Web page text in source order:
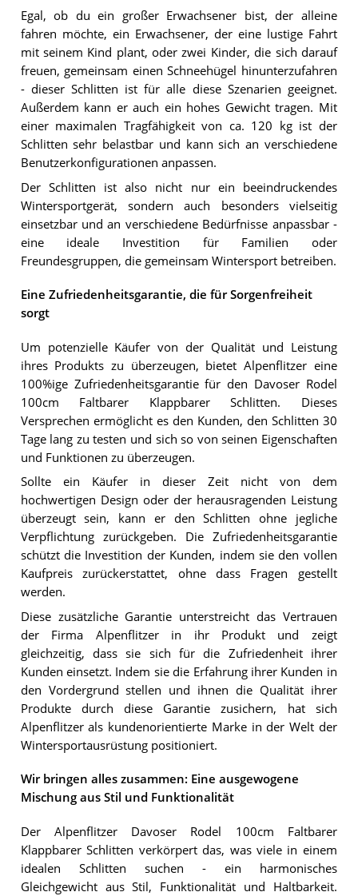
Egal, ob du ein großer Erwachsener bist, der alleine
fahren möchte, ein Erwachsener, der eine lustige Fahrt
mit seinem Kind plant, oder zwei Kinder, die sich darauf
freuen, gemeinsam einen Schneehügel hinunterzufahren
- dieser Schlitten ist für alle diese Szenarien geeignet.
Außerdem kann er auch ein hohes Gewicht tragen. Mit
einer maximalen Tragfähigkeit von ca. 120 kg ist der
Schlitten sehr belastbar und kann sich an verschiedene
Benutzerkonfigurationen anpassen.
Der Schlitten ist also nicht nur ein beeindruckendes
Wintersportgerät, sondern auch besonders vielseitig
einsetzbar und an verschiedene Bedürfnisse anpassbar -
eine ideale Investition für Familien oder
Freundesgruppen, die gemeinsam Wintersport betreiben.
Eine Zufriedenheitsgarantie, die für Sorgenfreiheit
sorgt
Um potenzielle Käufer von der Qualität und Leistung
ihres Produkts zu überzeugen, bietet Alpenflitzer eine
100%ige Zufriedenheitsgarantie für den Davoser Rodel
100cm Faltbarer Klappbarer Schlitten. Dieses
Versprechen ermöglicht es den Kunden, den Schlitten 30
Tage lang zu testen und sich so von seinen Eigenschaften
und Funktionen zu überzeugen.
Sollte ein Käufer in dieser Zeit nicht von dem
hochwertigen Design oder der herausragenden Leistung
überzeugt sein, kann er den Schlitten ohne jegliche
Verpflichtung zurückgeben. Die Zufriedenheitsgarantie
schützt die Investition der Kunden, indem sie den vollen
Kaufpreis zurückerstattet, ohne dass Fragen gestellt
werden.
Diese zusätzliche Garantie unterstreicht das Vertrauen
der Firma Alpenflitzer in ihr Produkt und zeigt
gleichzeitig, dass sie sich für die Zufriedenheit ihrer
Kunden einsetzt. Indem sie die Erfahrung ihrer Kunden in
den Vordergrund stellen und ihnen die Qualität ihrer
Produkte durch diese Garantie zusichern, hat sich
Alpenflitzer als kundenorientierte Marke in der Welt der
Wintersportausrüstung positioniert.
Wir bringen alles zusammen: Eine ausgewogene
Mischung aus Stil und Funktionalität
Der Alpenflitzer Davoser Rodel 100cm Faltbarer
Klappbarer Schlitten verkörpert das, was viele in einem
idealen Schlitten suchen - ein harmonisches
Gleichgewicht aus Stil, Funktionalität und Haltbarkeit.